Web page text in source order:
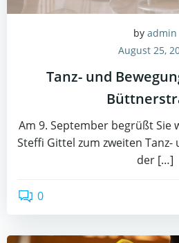
by admin
August 25,
Tanz- und
Am 9. September begrüßt Sie
Steffi Gittel zum zweiten Tanz-
der […]
0